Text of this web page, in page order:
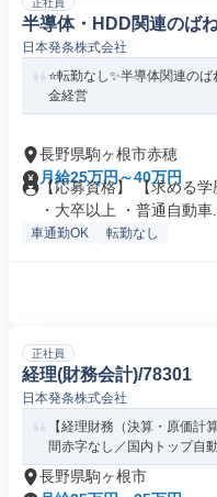
正社員
半導体・HDD関連のば
日本発条株式会社
⭐転勤なし✨半導体関連の
金経営
長野県駒ヶ根市赤穂
月給25万円～40万円
【応募資格】 【求める
・大卒以上 ・普通自動車...
車通勤OK 転勤なし
正社員
経理(財務会計)/78301
日本発条株式会社
【経理財務（決算・原価
間赤字なし／国内トップ自
長野県駒ヶ根市